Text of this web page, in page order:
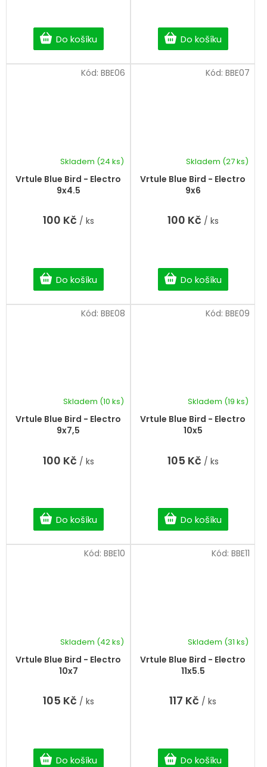
Do košíku Do košíku
Vrtule Blue Bird - Electro
9x4.5
Skladem (24 ks)
100 Kč / ks
Do košíku
Kód: BBE06
Vrtule Blue Bird - Electro
9x6
Skladem (27 ks)
100 Kč / ks
Do košíku
Kód: BBE07
Vrtule Blue Bird - Electro
9x7,5
Skladem (10 ks)
100 Kč / ks
Do košíku
Kód: BBE08
Vrtule Blue Bird - Electro
10x5
Skladem (19 ks)
105 Kč / ks
Do košíku
Kód: BBE09
Vrtule Blue Bird - Electro
10x7
Skladem (42 ks)
105 Kč / ks
Do košíku
Kód: BBE10
Vrtule Blue Bird - Electro
11x5.5
Skladem (31 ks)
117 Kč / ks
Do košíku
Kód: BBE11